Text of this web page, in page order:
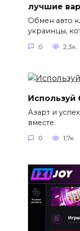
лучшие
Обмен авто
украинцы,
0 2,3к.
Используй
Азарт и
вместе.
0 1,7к.